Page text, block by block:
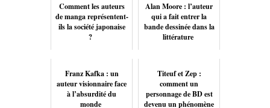
Comment les auteurs
de manga représentent-
ils la société japonaise
?
Alan Moore : l’auteur
qui a fait entrer la
bande dessinée dans la
littérature
Franz Kafka : un
auteur visionnaire face
à l’absurdité du
monde
Titeuf et Zep :
comment un
personnage de BD est
devenu un phénomène